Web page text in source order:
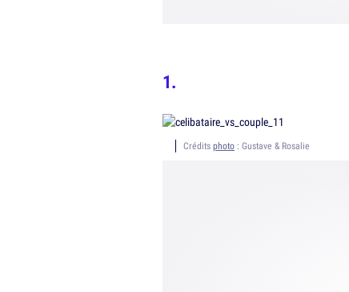
Crédits photo : Gustave & Rosalie